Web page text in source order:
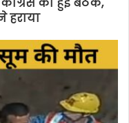
हराया